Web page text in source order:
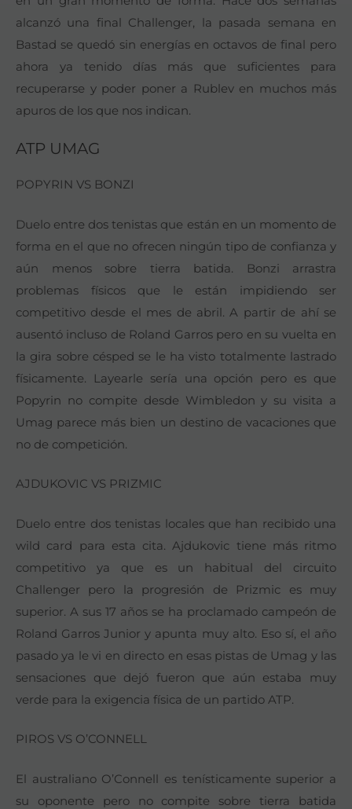
alcanzó una final Challenger, la pasada semana en
Bastad se quedó sin energías en octavos de final pero
ahora ya tenido días más que suficientes para
recuperarse y poder poner a Rublev en muchos más
apuros de los que nos indican.
ATP UMAG
POPYRIN VS BONZI
Duelo entre dos tenistas que están en un momento de
forma en el que no ofrecen ningún tipo de confianza y
aún menos sobre tierra batida. Bonzi arrastra
problemas físicos que le están impidiendo ser
competitivo desde el mes de abril. A partir de ahí se
ausentó incluso de Roland Garros pero en su vuelta en
la gira sobre césped se le ha visto totalmente lastrado
físicamente. Layearle sería una opción pero es que
Popyrin no compite desde Wimbledon y su visita a
Umag parece más bien un destino de vacaciones que
no de competición.
AJDUKOVIC VS PRIZMIC
Duelo entre dos tenistas locales que han recibido una
wild card para esta cita. Ajdukovic tiene más ritmo
competitivo ya que es un habitual del circuito
Challenger pero la progresión de Prizmic es muy
superior. A sus 17 años se ha proclamado campeón de
Roland Garros Junior y apunta muy alto. Eso sí, el año
pasado ya le vi en directo en esas pistas de Umag y las
sensaciones que dejó fueron que aún estaba muy
verde para la exigencia física de un partido ATP.
PIROS VS O’CONNELL
El australiano O’Connell es tenísticamente superior a
su oponente pero no compite sobre tierra batida